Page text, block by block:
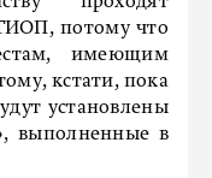
потому что
имеющим
кстати, пока
установлены
выполненные в